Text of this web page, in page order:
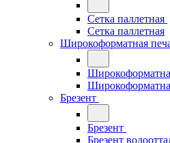
Сетка паллетная
Сетка паллетная
Широкоформатная
Брезент
Брезент
Брезент